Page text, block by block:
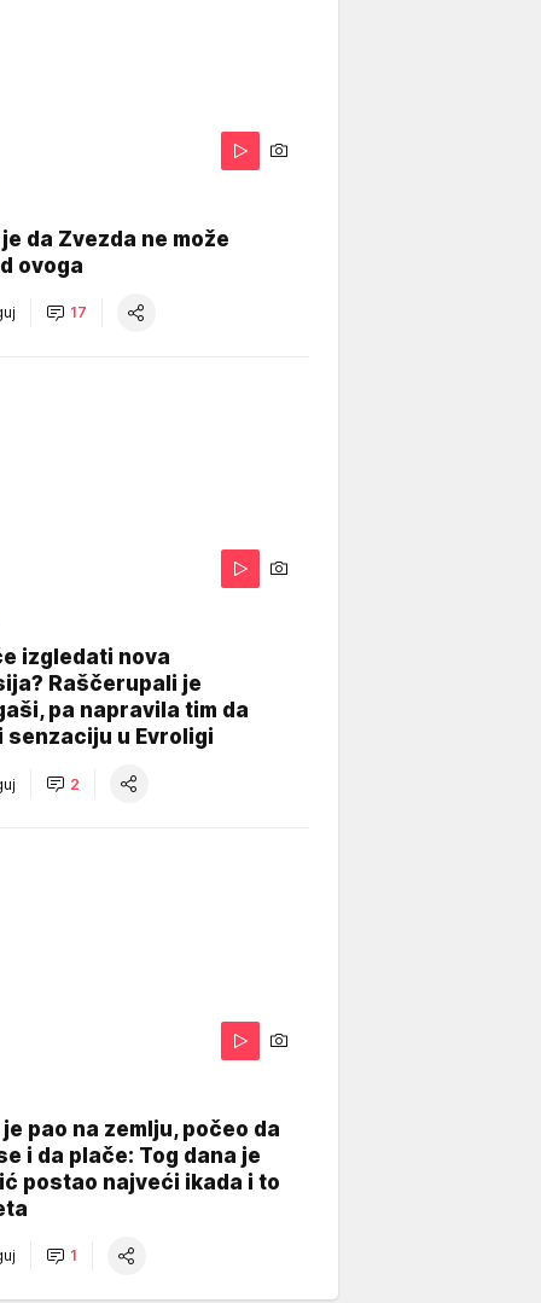
da Zvezda ne može
ovoga
17
izgledati nova
Raščerupali je
pa napravila tim da
senzaciju u Evroligi
2
pao na zemlju, počeo da
i da plače: Tog dana je
postao najveći ikada i to
1